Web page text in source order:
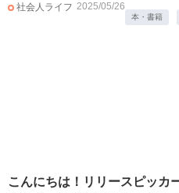
社会人ライフ 2025/05/26
本・書籍
こんにちは！リリースピッカ